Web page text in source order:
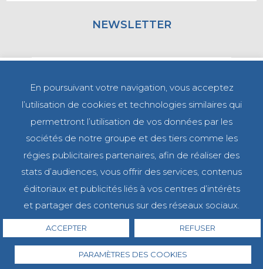
NEWSLETTER
MENTIONS LÉGALES
CGV
POLITIQUE DE CONFIDENTIALITÉ
SITE MAP
PARAMÈTRES DES COOKIES
© CAP-LAB 2015 - 2026. Tous droits réservés.
En poursuivant votre navigation, vous acceptez
l’utilisation de cookies et technologies similaires qui
permettront l’utilisation de vos données par les
sociétés de notre groupe et des tiers comme les
régies publicitaires partenaires, afin de réaliser des
stats d’audiences, vous offrir des services, contenus
éditoriaux et publicités liés à vos centres d’intérêts
et partager des contenus sur des réseaux sociaux.
PARAMÈTRES DES COOKIES
ACCEPTER REFUSER